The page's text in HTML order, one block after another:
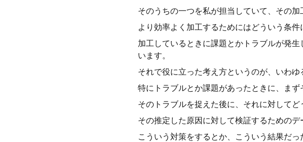
そのうちの一つを私が担当していて、その加
より効率よく加工するためにはどういう条件
加工しているときに課題とかトラブルが発
います。
それで役に立った考え方というのが、いわゆ
特にトラブルとか課題があったときに、まず
そのトラブルを捉えた後に、それに対して
その推定した原因に対して検証するための
こういう対策をするとか、こういう結果だ